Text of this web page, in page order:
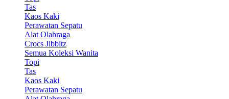
Tas
Kaos Kaki
Perawatan Sepatu
Alat Olahraga
Crocs Jibbitz
Semua Koleksi Wanita
Topi
Tas
Kaos Kaki
Perawatan Sepatu